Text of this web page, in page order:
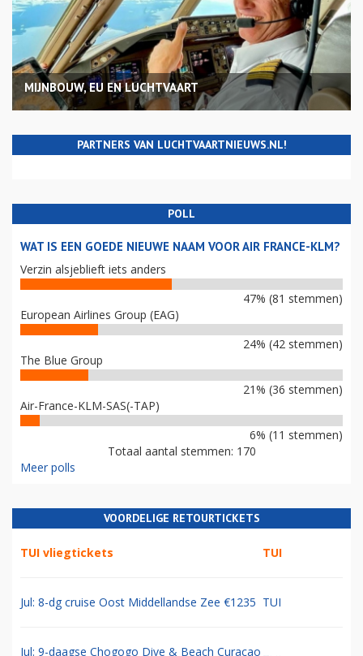
MIJNBOUW, EU EN LUCHTVAART
PARTNERS VAN LUCHTVAARTNIEUWS.NL!
POLL
WAT IS EEN GOEDE NIEUWE NAAM VOOR AIR FRANCE-KLM?
Verzin alsjeblieft iets anders
47% (81 stemmen)
European Airlines Group (EAG)
24% (42 stemmen)
The Blue Group
21% (36 stemmen)
Air-France-KLM-SAS(-TAP)
6% (11 stemmen)
Totaal aantal stemmen: 170
Meer polls
VOORDELIGE RETOURTICKETS
TUI vliegtickets TUI
Jul: 8-dg cruise Oost Middellandse Zee €1235 TUI
Jul: 9-daagse Chogogo Dive & Beach Curacao